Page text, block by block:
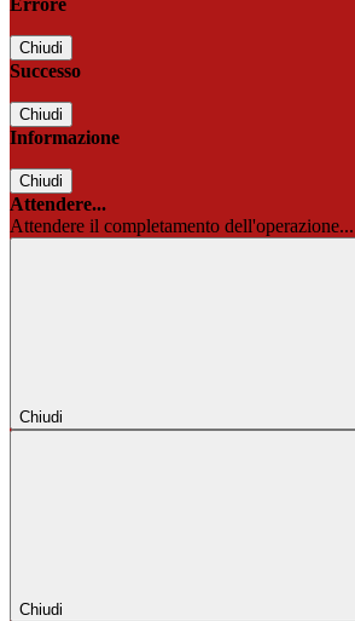
Errore
Chiudi
Successo
Chiudi
Informazione
Chiudi
Attendere...
Attendere il completamento dell'operazione...
Chiudi
Chiudi